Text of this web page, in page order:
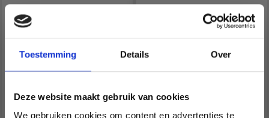
Toestemming Details Over
Deze website maakt gebruik van cookies
We gebruiken cookies om content en advertenties te
BASE PANIER 19 X 14
EUR 6.70
Voir toutes les options
BASE PANIER 15 X 15
CM
EUR 5.65
L'offre expire le
31/08/2026
Voir toutes les options